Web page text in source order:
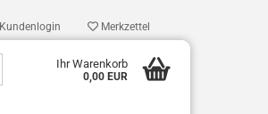
Kundenlogin Merkzettel
Ihr Warenkorb
0,00 EUR